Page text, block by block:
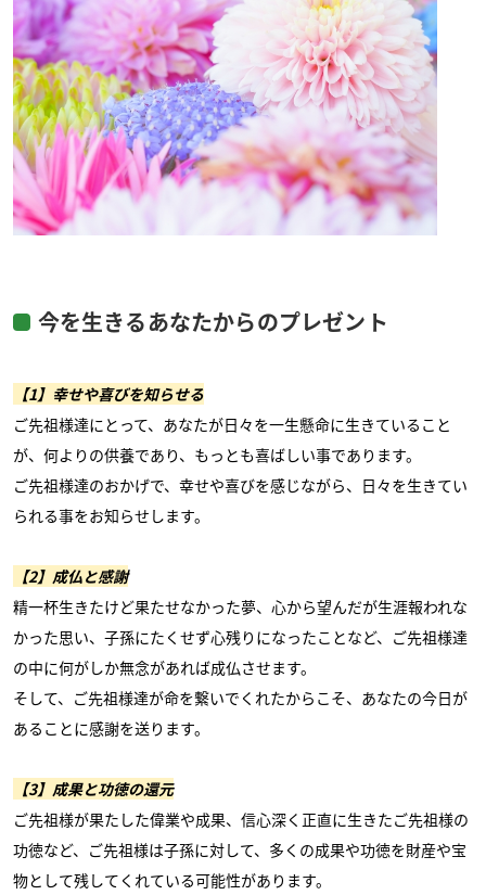
今を生きるあなたからのプレゼント
【1】幸せや喜びを知らせる
ご先祖様達にとって、あなたが日々を一生懸命に生きていること
が、何よりの供養であり、もっとも喜ばしい事であります。
ご先祖様達のおかげで、幸せや喜びを感じながら、日々を生きてい
られる事をお知らせします。
【2】成仏と感謝
精一杯生きたけど果たせなかった夢、心から望んだが生涯報われな
かった思い、子孫にたくせず心残りになったことなど、ご先祖様達
の中に何がしか無念があれば成仏させます。
そして、ご先祖様達が命を繋いでくれたからこそ、あなたの今日が
あることに感謝を送ります。
【3】成果と功徳の還元
ご先祖様が果たした偉業や成果、信心深く正直に生きたご先祖様の
功徳など、ご先祖様は子孫に対して、多くの成果や功徳を財産や宝
物として残してくれている可能性があります。